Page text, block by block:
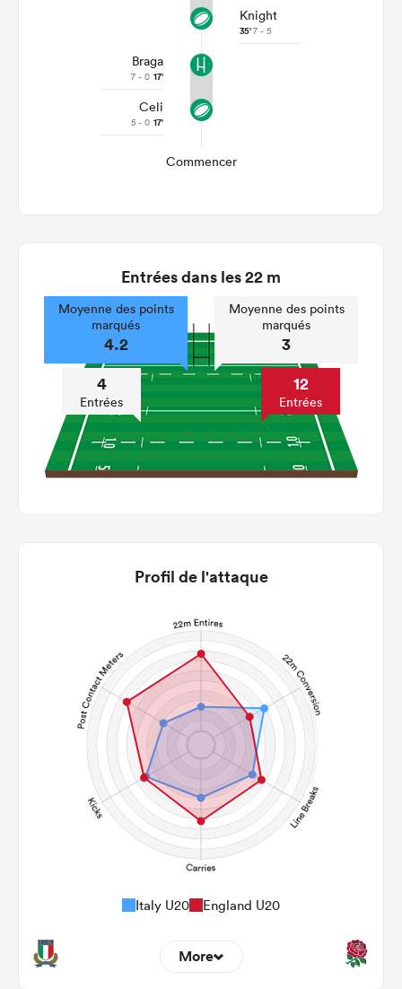
Knight
35'7 - 5
Braga
7 - 0 17'
Celi
5 - 0 17'
Commencer
Entrées dans les 22 m
Moyenne des points
marqués
4.2
4
Entrées
Moyenne des points
marqués
3
12
Entrées
Profil de l'attaque
Italy U20 England U20
More